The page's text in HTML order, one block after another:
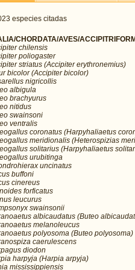
especies citadas
CHORDATA/AVES/
chilensis
poliogaster
striatus (Accipiter erythronemius)
bicolor (Accipiter bicolor)
nigricollis
albigula
brachyurus
nitidus
swainsoni
ventralis
coronatus (Harpyhaliaetus
meridionalis (Heterospizias
solitarius (Harpyhaliaetus
urubitinga
uncinatus
buffoni
cinereus
forficatus
leucurus
swainsonii
albicaudatus (Buteo
melanoleucus
polyosoma (Buteo polyosoma)
caerulescens
diodon
harpyja (Harpia arpyja)
mississippiensis